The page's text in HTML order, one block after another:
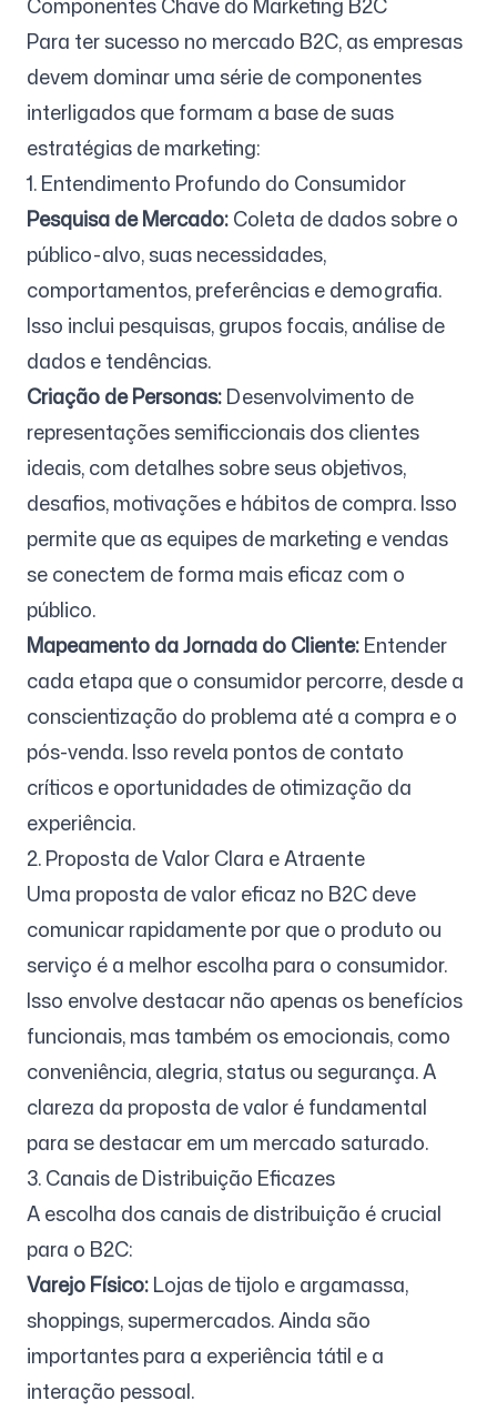
Para ter sucesso no mercado B2C, as empresas
devem dominar uma série de componentes
interligados que formam a base de suas
estratégias de marketing:
1. Entendimento Profundo do Consumidor
Pesquisa de Mercado:Coleta de dados sobre o
público-alvo, suas necessidades,
comportamentos, preferências e demografia.
Isso inclui pesquisas, grupos focais, análise de
dados e tendências.
Criação de Personas:Desenvolvimento de
representações semificcionais dos clientes
ideais, com detalhes sobre seus objetivos,
desafios, motivações e hábitos de compra. Isso
permite que as equipes de marketing e vendas
se conectem de forma mais eficaz com o
público.
Mapeamento da Jornada do Cliente:Entender
cada etapa que o consumidor percorre, desde a
conscientização do problema até a compra e o
pós-venda. Isso revela pontos de contato
críticos e oportunidades de otimização da
experiência.
2. Proposta de Valor Clara e Atraente
Uma proposta de valor eficaz no B2C deve
comunicar rapidamente por que o produto ou
serviço é a melhor escolha para o consumidor.
Isso envolve destacar não apenas os benefícios
funcionais, mas também os emocionais, como
conveniência, alegria, status ou segurança. A
clareza da proposta de valor é fundamental
para se destacar em um mercado saturado.
3. Canais de Distribuição Eficazes
A escolha dos canais de distribuição é crucial
para o B2C:
Varejo Físico:Lojas de tijolo e argamassa,
shoppings, supermercados. Ainda são
importantes para a experiência tátil e a
interação pessoal.